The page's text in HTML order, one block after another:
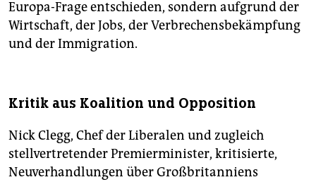
Europa-Frage entschieden, sondern aufgrund der
Wirtschaft, der Jobs, der Verbrechensbekämpfung
und der Immigration.
Kritik aus Koalition und Opposition
Nick Clegg, Chef der Liberalen und zugleich
stellvertretender Premierminister, kritisierte,
Neuverhandlungen über Großbritanniens